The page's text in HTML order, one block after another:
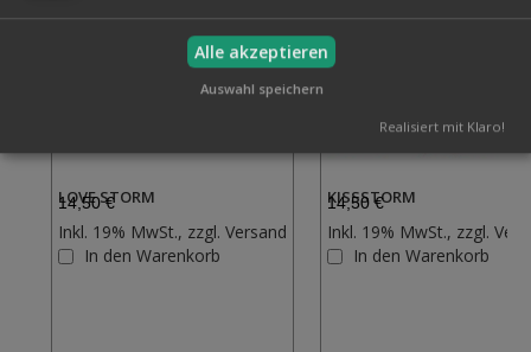
LOVE STORM
14,50 €
Inkl. 19% MwSt., zzgl. Versand
In den Warenkorb
KISSSTORM
14,50 €
Inkl. 19% MwSt., zzgl.
In den Warenkorb
Alle akzeptieren
Auswahl speichern
Realisiert mit Klaro!